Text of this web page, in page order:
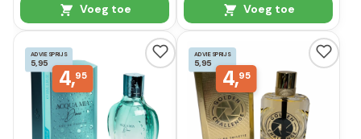
Voeg toe Voeg toe
ADVIESPRIJS
5,95
4,95
ADVIESPRIJS
5,95
4,95